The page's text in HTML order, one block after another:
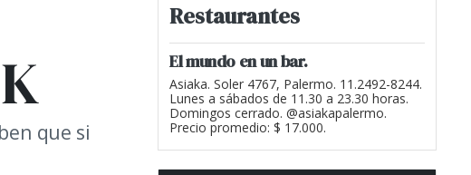
que si
Restaurantes
El mundo en un bar.
Asiaka. Soler 4767, Palermo. 11.2492-8244.
Lunes a sábados de 11.30 a 23.30 horas.
Domingos cerrado. @asiakapalermo.
Precio promedio: $ 17.000.